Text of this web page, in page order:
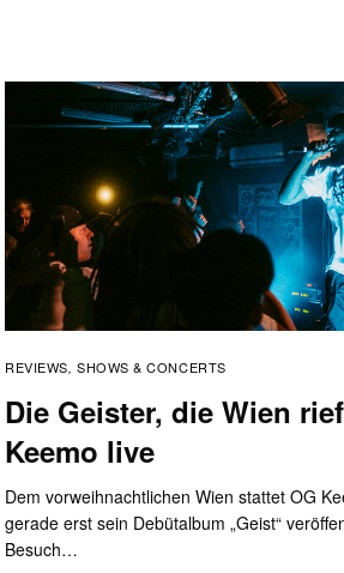
REVIEWS, SHOWS & CONCERTS
Die Geister, die Wien
Keemo live
Dem vorweihnachtlichen Wien stattet OG
gerade erst sein Debütalbum „Geist“
Besuch…